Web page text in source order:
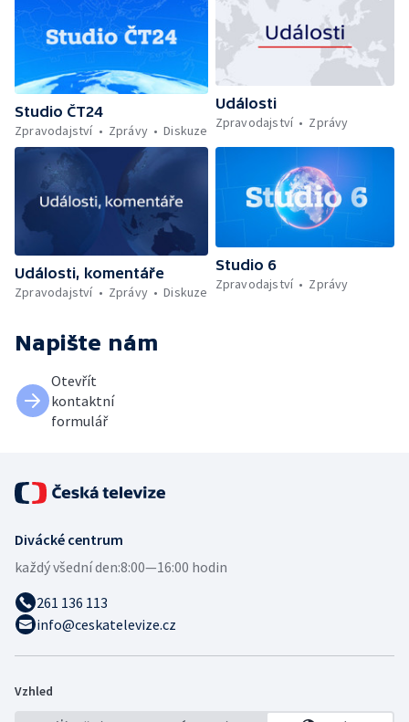
Studio ČT24
Zpravodajství
Zprávy Diskuze
Události
Zpravodajství
Zprávy
Události, komentáře
Zpravodajství
Zprávy Diskuze
Studio 6
Zpravodajství
Zprávy
Napište nám
Otevřít
kontaktní
formulář
Divácké centrum
každý všední den:8:00—16:00 hodin
261 136 113
info@ceskatelevize.cz
Vzhled